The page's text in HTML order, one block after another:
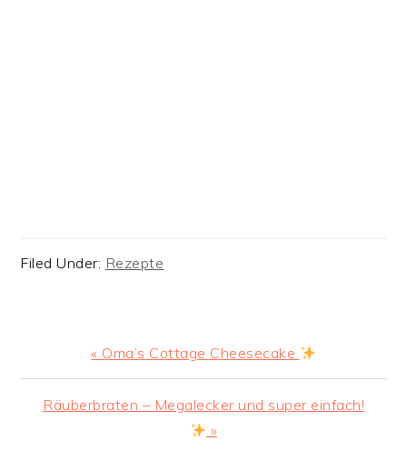
Filed Under: Rezepte
Previous
Post:
« Oma’s Cottage Cheesecake
Next
Räuberbraten – Megalecker und super einfach!
»